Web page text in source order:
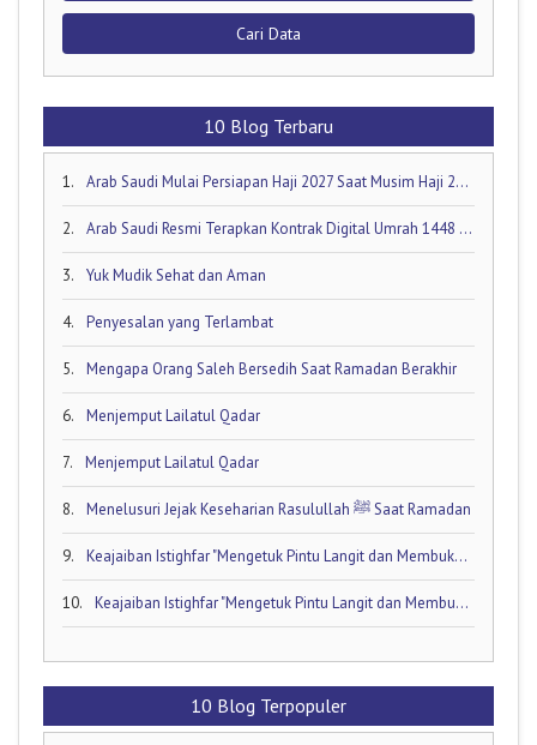
Cari Data
10 Blog Terbaru
1. Arab Saudi Mulai Persiapan Haji 2027 Saat Musim Haji 2026 Masih Berjalan!
2. Arab Saudi Resmi Terapkan Kontrak Digital Umrah 1448 H: Visa Dibuka Akhir Mei 2026
3. Yuk Mudik Sehat dan Aman
4. Penyesalan yang Terlambat
5. Mengapa Orang Saleh Bersedih Saat Ramadan Berakhir
6. Menjemput Lailatul Qadar
7. Menjemput Lailatul Qadar
8. Menelusuri Jejak Keseharian Rasulullah ﷺ Saat Ramadan
9. Keajaiban Istighfar "Mengetuk Pintu Langit dan Membuka Keran Rezeki yang Tersumbat"
10. Keajaiban Istighfar "Mengetuk Pintu Langit dan Membuka Keran Rezeki yang Tersumbat"
10 Blog Terpopuler